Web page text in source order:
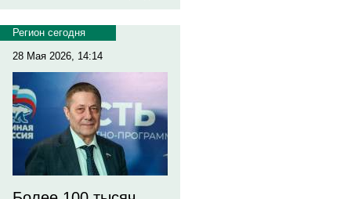
Регион сегодня
28 Мая 2026, 14:14